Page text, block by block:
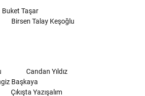
Buket Taşar
Birsen Talay Keşoğlu
Candan Yıldız
Başkaya
Çıkışta Yazışalım